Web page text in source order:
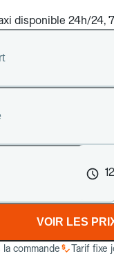
disponible 24h/24,
12
VOIR LES
commande
Tarif fixe